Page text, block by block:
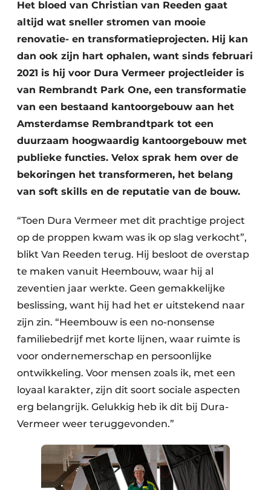
Vacatures
Het bloed van Christian van Reeden gaat
altijd wat sneller stromen van mooie
renovatie- en transformatieprojecten. Hij kan
dan ook zijn hart ophalen, want sinds februari
2021 is hij voor Dura Vermeer projectleider is
van Rembrandt Park One, een transformatie
van een bestaand kantoorgebouw aan het
Amsterdamse Rembrandtpark tot een
duurzaam hoogwaardig kantoorgebouw met
publieke functies. Velox sprak hem over de
bekoringen het transformeren, het belang
van soft skills en de reputatie van de bouw.
“Toen Dura Vermeer met dit prachtige project
op de proppen kwam was ik op slag verkocht”,
blikt Van Reeden terug. Hij besloot de overstap
te maken vanuit Heembouw, waar hij al
zeventien jaar werkte. Geen gemakkelijke
beslissing, want hij had het er uitstekend naar
zijn zin. “Heembouw is een no-nonsense
familiebedrijf met korte lijnen, waar ruimte is
voor ondernemerschap en persoonlijke
ontwikkeling. Voor mensen zoals ik, met een
loyaal karakter, zijn dit soort sociale aspecten
erg belangrijk. Gelukkig heb ik dit bij Dura-
Vermeer weer teruggevonden.”